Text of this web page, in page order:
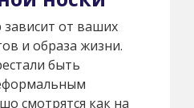
от ваших
и образа жизни.
быть
смотрятся как на